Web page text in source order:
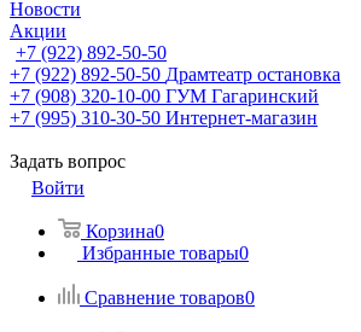
Новости
Акции
+7 (922) 892-50-50
+7 (922) 892-50-50 Драмтеатр остановка
+7 (908) 320-10-00 ГУМ Гагаринский
+7 (995) 310-30-50 Интернет-магазин
Задать вопрос
Войти
Корзина0
Избранные товары0
Сравнение товаров0